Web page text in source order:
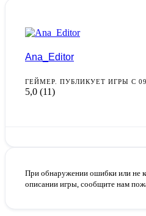
Ana_Editor
ГЕЙМЕР. ПУБЛИКУЕТ ИГРЫ С
5,0 (11)
При обнаружении ошибки или не
описании игры, сообщите нам